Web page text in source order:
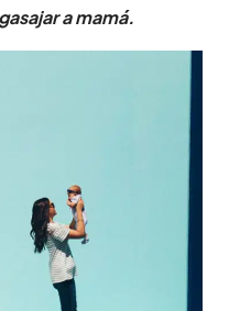
a mamá.